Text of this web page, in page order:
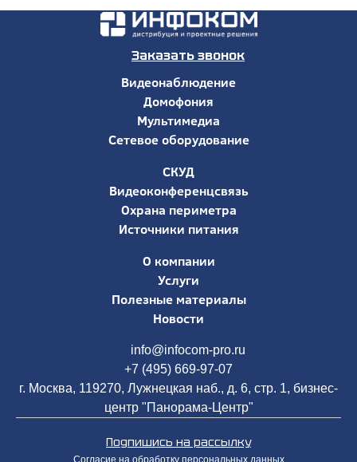
Заказать звонок
Видеонаблюдение
Домофония
Мультимедиа
Сетевое оборудование
СКУД
Видеоконференцсвязь
Охрана периметра
Источники питания
О компании
Услуги
Полезные материалы
Новости
info@infocom-pro.ru
+7 (495) 669-97-07
г. Москва, 119270, Лужнецкая наб., д. 6, стр. 1, бизнес-
центр "Панорама-Центр"
Подпишись на рассылку
Согласие на обработку персональных данных